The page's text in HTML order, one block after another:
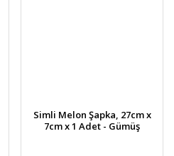
Simli Melon Şapka, 27cm x
7cm x 1 Adet - Gümüş